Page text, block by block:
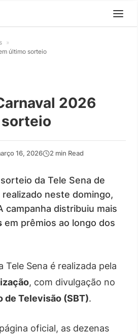
»
último sorteio
2026
16, 2026 2 min Read
da Tele Sena de
neste domingo,
campanha distribuiu mais
em prêmios ao longo dos
Tele Sena é realizada pela
, com divulgação no
de Televisão (SBT).
oficial, as dezenas